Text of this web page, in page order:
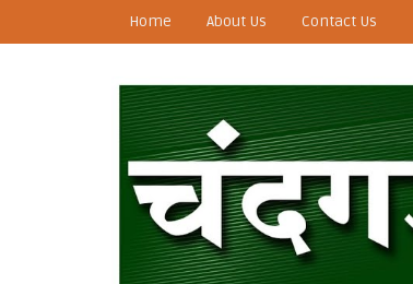
Home About Us Contact Us